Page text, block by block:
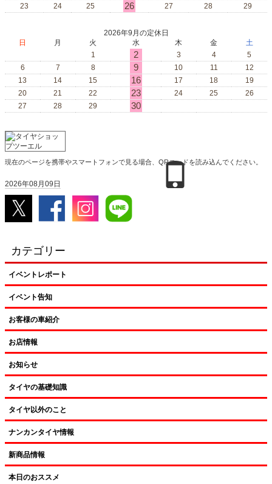
23
24 25 26 27 28 29
2026年9月の定休日
日
月 火 水 木 金
土
1
2 3 4
5
6
7 8 9 10 11
12
13
14 15 16 17 18
19
20
21 22 23 24 25
26
27
28 29 30
現在のページを携帯やスマートフォンで見る場合、QRコードを読み込んでください。
2026年08月09日
カテゴリー
イベントレポート
イベント告知
お客様の車紹介
お店情報
お知らせ
タイヤの基礎知識
タイヤ以外のこと
ナンカンタイヤ情報
新商品情報
本日のおススメ